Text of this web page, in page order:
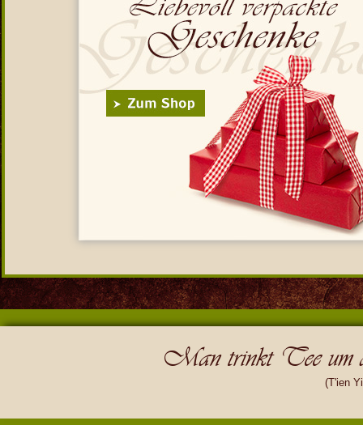
Man trinkt Tee um
(T'ien